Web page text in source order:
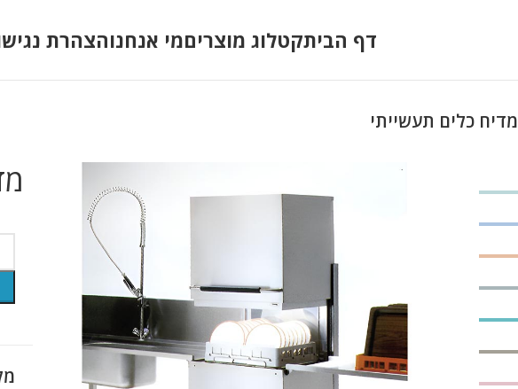
דף הביתקטלוג מוצריםמי אנחנוהצהרת
מדיח כלים תעשייתי